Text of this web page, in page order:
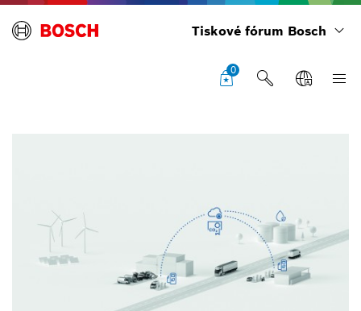
Tiskové fórum Bosch
0